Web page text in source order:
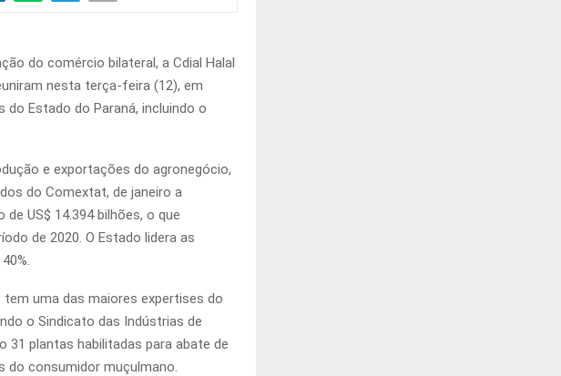
do comércio bilateral, a Cdial Halal
nesta terça-feira (12), em
Estado do Paraná, incluindo o
e exportações do agronegócio,
do Comextat, de janeiro a
US$ 14.394 bilhões, o que
de 2020. O Estado lidera as
uma das maiores expertises do
o Sindicato das Indústrias de
31 plantas habilitadas para abate de
consumidor muçulmano.